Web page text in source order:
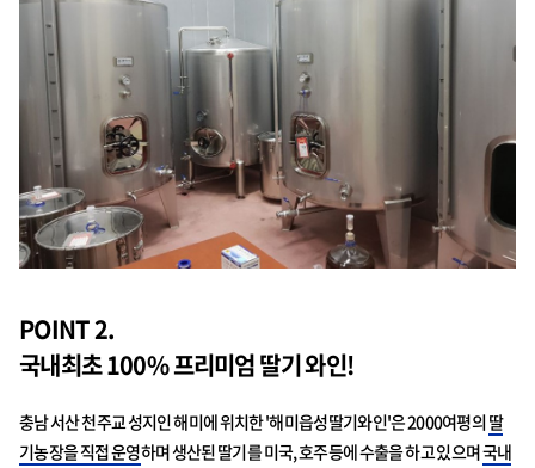
POINT 2.
국내최초 100% 프리미엄 딸기 와인!
충남 서산 천주교 성지인 해미에 위치한 '해미읍성딸기와인'은 2000여평의딸
기농장을 직접 운영하며 생산된 딸기를 미국, 호주등에 수출을 하고 있으며국내